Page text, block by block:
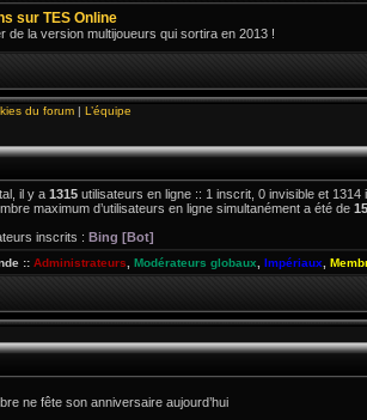
sur TES Online
de la version multijoueurs qui sortira en 2013 !
du forum | L’équipe
il y a 1315 utilisateurs en ligne :: 1 inscrit, 0 invisible et
maximum d’utilisateurs en ligne simultanément a été de
inscrits : Bing [Bot]
:: Administrateurs Modérateurs globaux Impériaux
ne fête son anniversaire aujourd’hui